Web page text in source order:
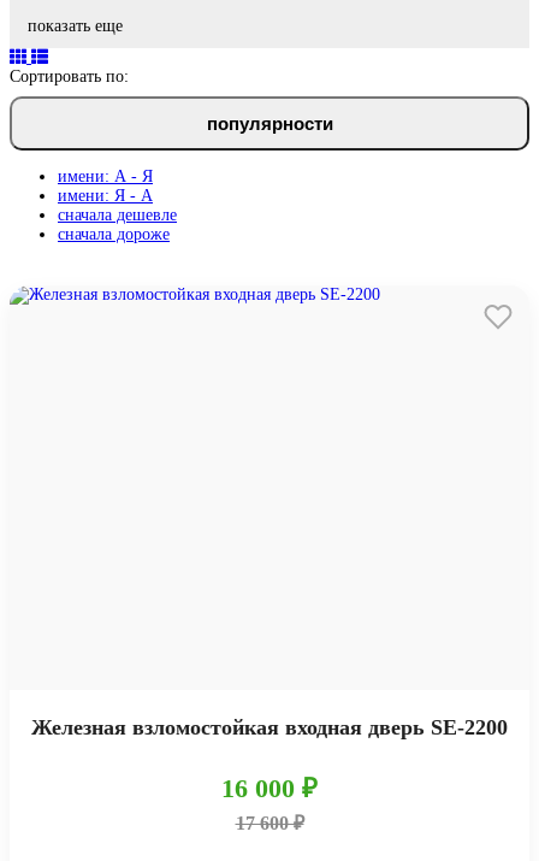
показать еще
Сортировать по:
популярности
имени: А - Я
имени: Я - А
сначала дешевле
сначала дороже
Железная взломостойкая входная дверь SE-2200
16 000 ₽
17 600 ₽